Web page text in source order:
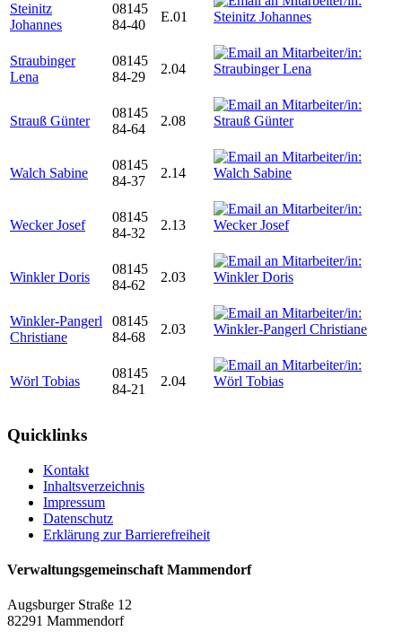
Steinitz
Johannes
08145
84-40
E.01
Straubinger
Lena
08145
84-29
2.04
Strauß Günter
08145
84-64
2.08
Walch Sabine
08145
84-37
2.14
Wecker Josef
08145
84-32
2.13
Winkler Doris
08145
84-62
2.03
Winkler-Pangerl
Christiane
08145
84-68
2.03
Wörl Tobias
08145
84-21
2.04
Quicklinks
Kontakt
Inhaltsverzeichnis
Impressum
Datenschutz
Erklärung zur Barrierefreiheit
Verwaltungsgemeinschaft Mammendorf
Augsburger Straße 12
82291 Mammendorf